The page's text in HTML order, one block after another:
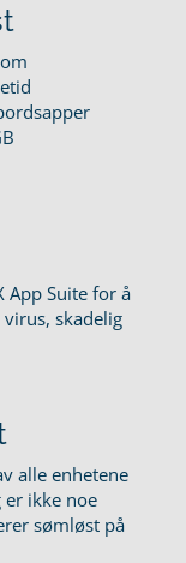
App Suite for å
skadelig
alle enhetene
ikke noe
sømløst på